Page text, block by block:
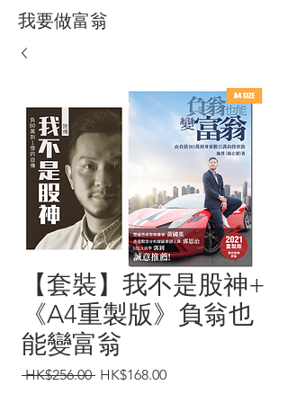
我要做富翁
【套裝】我不是股神+
《A4重製版》負翁也
能變富翁
HK$256.00 一HK$168.00促